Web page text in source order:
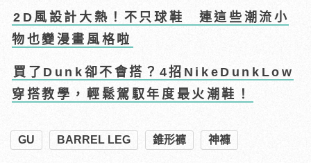
2D風設計大熱！不只球鞋 連這些潮流小
物也變漫畫風格啦
買了Dunk卻不會搭？4招NikeDunkLow
穿搭教學，輕鬆駕馭年度最火潮鞋！
GU BARREL LEG 錐形褲 神褲